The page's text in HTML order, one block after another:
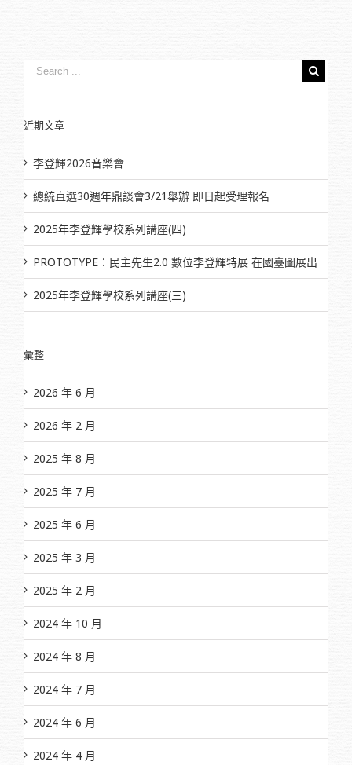
近期文章
李登輝2026音樂會
總統直選30週年鼎談會3/21舉辦 即日起受理報名
2025年李登輝學校系列講座(四)
PROTOTYPE：民主先生2.0 數位李登輝特展 在國臺圖展出
2025年李登輝學校系列講座(三)
彙整
2026 年 6 月
2026 年 2 月
2025 年 8 月
2025 年 7 月
2025 年 6 月
2025 年 3 月
2025 年 2 月
2024 年 10 月
2024 年 8 月
2024 年 7 月
2024 年 6 月
2024 年 4 月